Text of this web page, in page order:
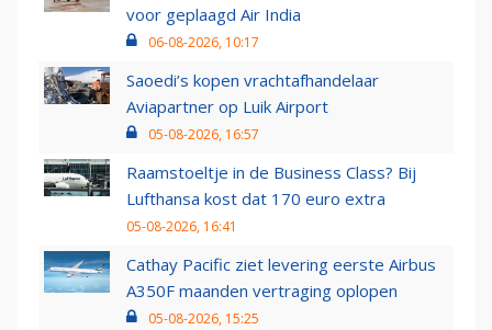
voor geplaagd Air India
06-08-2026, 10:17
Saoedi’s kopen vrachtafhandelaar
Aviapartner op Luik Airport
05-08-2026, 16:57
Raamstoeltje in de Business Class? Bij
Lufthansa kost dat 170 euro extra
05-08-2026, 16:41
Cathay Pacific ziet levering eerste Airbus
A350F maanden vertraging oplopen
05-08-2026, 15:25